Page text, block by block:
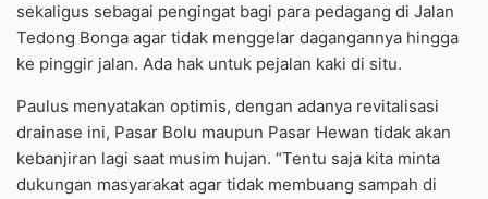
sekaligus sebagai pengingat bagi para pedagang di Jalan
Tedong Bonga agar tidak menggelar dagangannya hingga
ke pinggir jalan. Ada hak untuk pejalan kaki di situ.
Paulus menyatakan optimis, dengan adanya revitalisasi
drainase ini, Pasar Bolu maupun Pasar Hewan tidak akan
kebanjiran lagi saat musim hujan. “Tentu saja kita minta
dukungan masyarakat agar tidak membuang sampah di